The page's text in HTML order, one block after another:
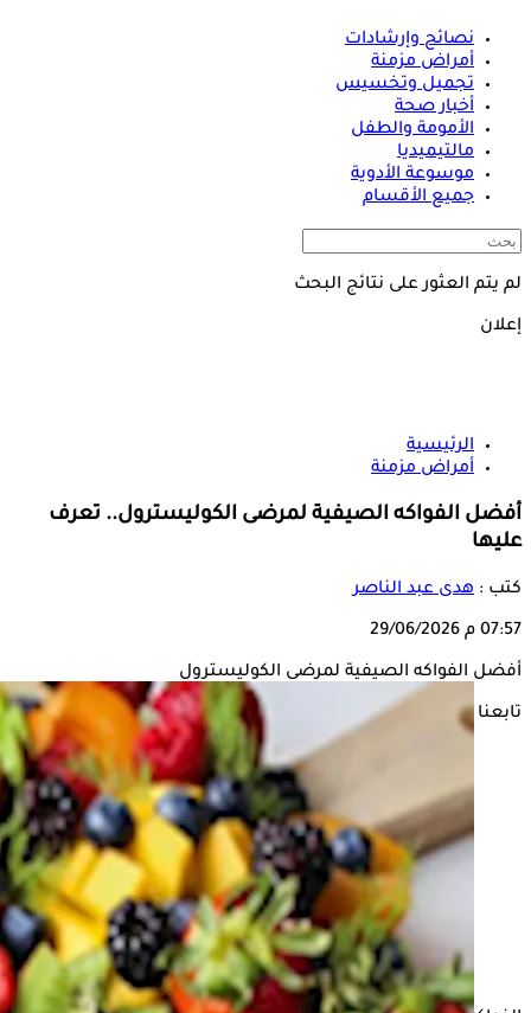
نصائح وإرشادات
أمراض مزمنة
تجميل وتخسيس
أخبار صحة
الأمومة والطفل
مالتيميديا
موسوعة الأدوية
جميع الأقسام
لم يتم العثور على نتائج البحث
إعلان
الرئيسية
أمراض مزمنة
أفضل الفواكه الصيفية لمرضى الكوليسترول.. تعرف
عليها
كتب : هدى عبد الناصر
07:57 م 29/06/2026
أفضل الفواكه الصيفية لمرضى الكوليسترول
تابعنا على